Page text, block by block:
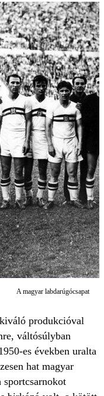
A magyar labdarúgócsapat
produkcióval
váltósúlyban
es években uralta
hat magyar
sportcsarnokot